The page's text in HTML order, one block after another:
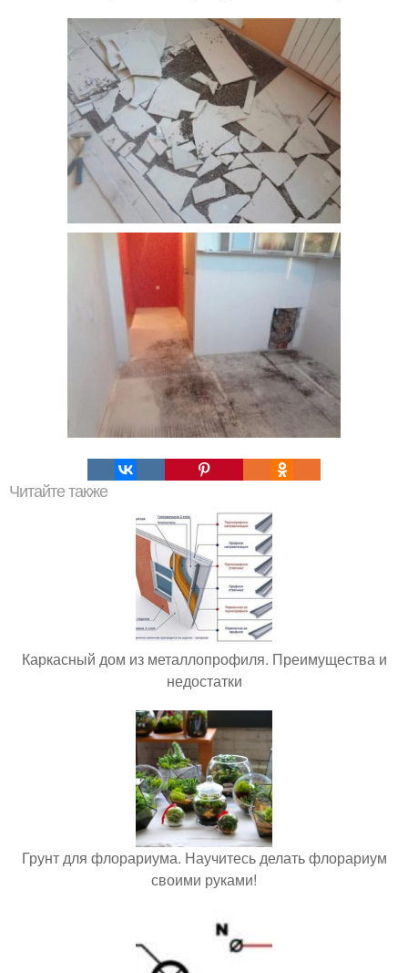
Читайте также
Каркасный дом из металлопрофиля. Преимущества и
недостатки
Грунт для флорариума. Научитесь делать флорариум
своими руками!